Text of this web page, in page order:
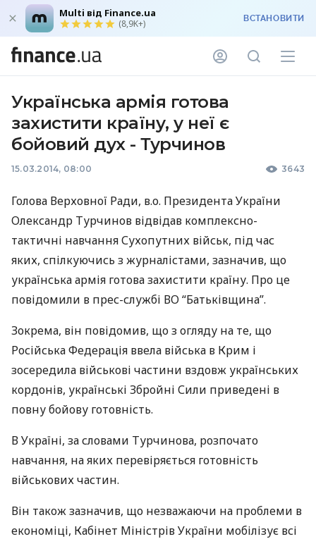
Multi від Finance.ua
(8,9K+) ВСТАНОВИТИ
Українська армія готова
захистити країну, у неї є
бойовий дух - Турчинов
15.03.2014, 08:00 3643
Голова Верховної Ради, в.о. Президента України
Олександр Турчинов відвідав комплексно-
тактичні навчання Сухопутних військ, під час
яких, спілкуючись з журналістами, зазначив, що
українська армія готова захистити країну. Про це
повідомили в прес-службі ВО “Батьківщина”.
Зокрема, він повідомив, що з огляду на те, що
Російська Федерація ввела війська в Крим і
зосередила військові частини вздовж українських
кордонів, українські Збройні Сили приведені в
повну бойову готовність.
В Україні, за словами Турчинова, розпочато
навчання, на яких перевіряється готовність
військових частин.
Він також зазначив, що незважаючи на проблеми в
економіці, Кабінет Міністрів України мобілізує всі